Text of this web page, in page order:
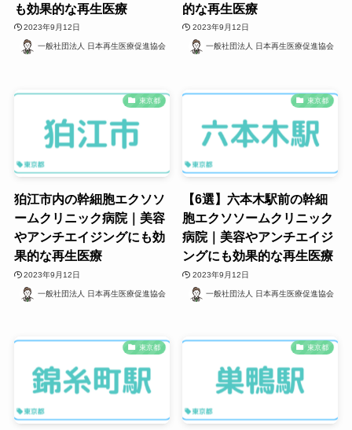
も効果的な再生医療
2023年9月12日
一般社団法人 日本再生医療促進協会
的な再生医療
2023年9月12日
一般社団法人 日本再生医療促進協会
東京都
狛江市内の幹細胞エクソソ
ームクリニック病院｜美容
やアンチエイジングにも効
果的な再生医療
2023年9月12日
一般社団法人 日本再生医療促進協会
東京都
【6選】六本木駅前の幹細
胞エクソソームクリニック
病院｜美容やアンチエイジ
ングにも効果的な再生医療
2023年9月12日
一般社団法人 日本再生医療促進協会
東京都 東京都